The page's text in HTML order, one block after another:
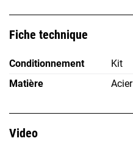
Fiche technique
Conditionnement
Kit
Matière
Acier
Video